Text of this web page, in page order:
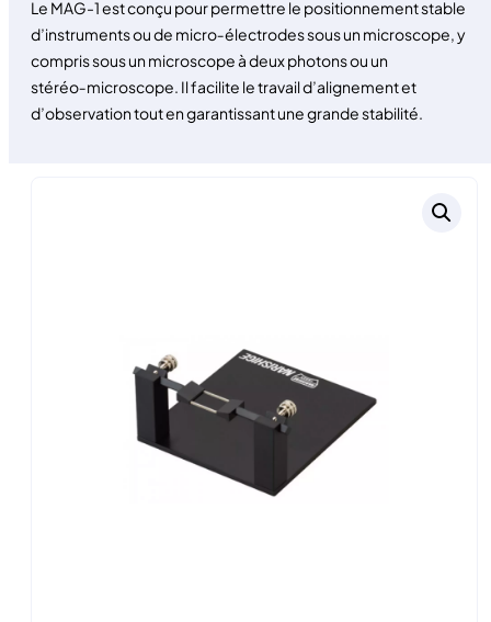
Le MAG-1 est conçu pour permettre le positionnement stable
d’instruments ou de micro‑électrodes sous un microscope, y
compris sous un microscope à deux photons ou un
stéréo‑microscope. Il facilite le travail d’alignement et
d’observation tout en garantissant une grande stabilité.